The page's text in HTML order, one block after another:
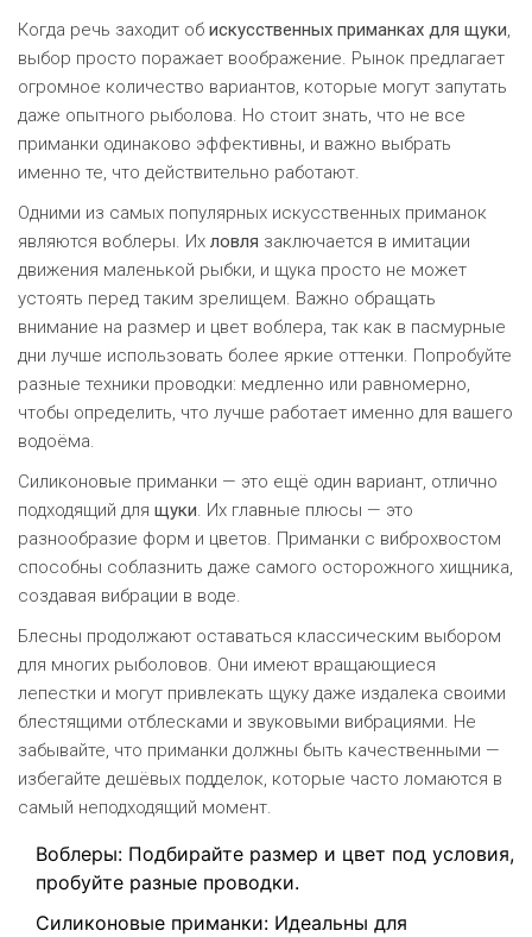
Когда речь заходит об искусственных приманках для щуки,
выбор просто поражает воображение. Рынок предлагает
огромное количество вариантов, которые могут запутать
даже опытного рыболова. Но стоит знать, что не все
приманки одинаково эффективны, и важно выбрать
именно те, что действительно работают.
Одними из самых популярных искусственных приманок
являются воблеры. Их ловля заключается в имитации
движения маленькой рыбки, и щука просто не может
устоять перед таким зрелищем. Важно обращать
внимание на размер и цвет воблера, так как в пасмурные
дни лучше использовать более яркие оттенки. Попробуйте
разные техники проводки: медленно или равномерно,
чтобы определить, что лучше работает именно для вашего
водоёма.
Силиконовые приманки — это ещё один вариант, отлично
подходящий для щуки. Их главные плюсы — это
разнообразие форм и цветов. Приманки с виброхвостом
способны соблазнить даже самого осторожного хищника,
создавая вибрации в воде.
Блесны продолжают оставаться классическим выбором
для многих рыболовов. Они имеют вращающиеся
лепестки и могут привлекать щуку даже издалека своими
блестящими отблесками и звуковыми вибрациями. Не
забывайте, что приманки должны быть качественными —
избегайте дешёвых подделок, которые часто ломаются в
самый неподходящий момент.
Воблеры: Подбирайте размер и цвет под условия,
пробуйте разные проводки.
Силиконовые приманки: Идеальны для